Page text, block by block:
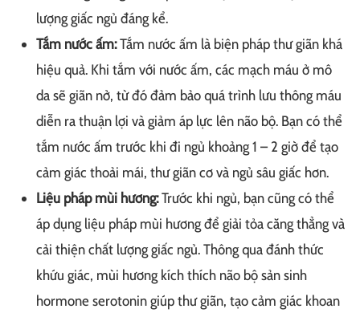
lượng giấc ngủ đáng kể.
Tắm nước ấm:Tắm nước ấm là biện pháp thư giãn khá
hiệu quả. Khi tắm với nước ấm, các mạch máu ở mô
da sẽ giãn nở, từ đó đảm bảo quá trình lưu thông máu
diễn ra thuận lợi và giảm áp lực lên não bộ. Bạn có thể
tắm nước ấm trước khi đi ngủ khoảng 1 – 2 giờ để tạo
cảm giác thoải mái, thư giãn cơ và ngủ sâu giấc hơn.
Liệu pháp mùi hương:Trước khi ngủ, bạn cũng có thể
áp dụng liệu pháp mùi hương để giải tỏa căng thẳng và
cải thiện chất lượng giấc ngủ. Thông qua đánh thức
khứu giác, mùi hương kích thích não bộ sản sinh
hormone serotonin giúp thư giãn, tạo cảm giác khoan